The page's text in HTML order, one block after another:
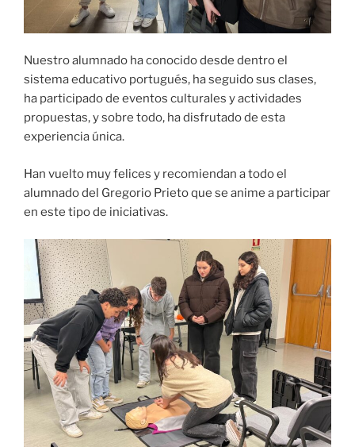
Nuestro alumnado ha conocido desde dentro el
sistema educativo portugués, ha seguido sus clases,
ha participado de eventos culturales y actividades
propuestas, y sobre todo, ha disfrutado de esta
experiencia única.
Han vuelto muy felices y recomiendan a todo el
alumnado del Gregorio Prieto que se anime a participar
en este tipo de iniciativas.